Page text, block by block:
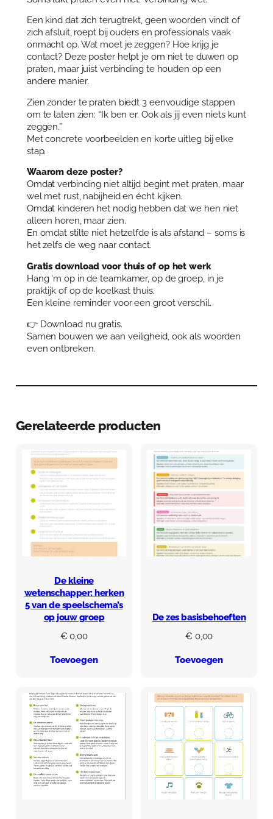
e
r
–
Z
i
e
n
o
n
d
e
r
o
o
r
d
e
n
a
a
n
t
a
l
Een kind dat zich terugtrekt, geen woorden vindt of
zich afsluit, roept bij ouders en professionals vaak
onmacht op. Wat moet je zeggen? Hoe krijg je
contact? Deze poster helpt je om niet te duwen op
praten, maar juist verbinding te houden op een
andere manier.
Zien zonder te praten biedt 3 eenvoudige stappen
om te laten zien: “Ik ben er. Ook als jij even niets kunt
zeggen.”
Met concrete voorbeelden en korte uitleg bij elke
stap.
Waarom deze poster?
Omdat verbinding niet altijd begint met praten, maar
wel met rust, nabijheid en écht kijken.
Omdat kinderen het nodig hebben dat we hen niet
alleen horen, maar zien.
En omdat stilte niet hetzelfde is als afstand – soms is
het zelfs de weg naar contact.
Gratis download voor thuis of op het werk
Hang ‘m op in de teamkamer, op de groep, in je
praktijk of op de koelkast thuis.
Een kleine reminder voor een groot verschil.
👉 Download nu gratis.
Samen bouwen we aan veiligheid, ook als woorden
even ontbreken.
Gerelateerde producten
De kleine
wetenschapper: herken
5 van de speelschema’s
op jouw groep
€ 0,00
Toevoegen
De zes basisbehoeften
€ 0,00
Toevoegen